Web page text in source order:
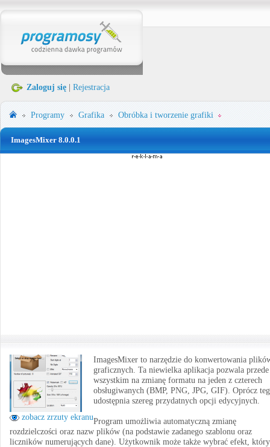
Zaloguj się Rejestracja
Programy Grafika Obróbka i tworzenie grafiki
ImagesMixer 8.0.0.1
zobacz zrzuty ekranu
ImagesMixer to narzędzie do konwertowania
graficznych. Ta niewielka aplikacja pozwala przede
wszystkim na zmianę formatu na jeden z czterech
obsługiwanych (BMP, PNG, JPG, GIF). Oprócz
udostępnia szereg przydatnych opcji edycyjnych.
Program umożliwia automatyczną zmianę
rozdzielczości oraz nazw plików (na podstawie zadanego szablonu oraz
liczników numerujących dane). Użytkownik może także wybrać efekt, który